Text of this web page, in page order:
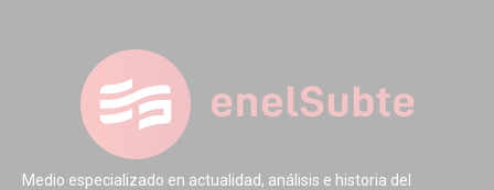
Medio especializado en actualidad, análisis e historia del